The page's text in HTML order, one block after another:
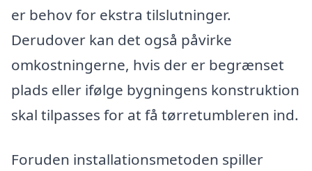
er behov for ekstra tilslutninger.
Derudover kan det også påvirke
omkostningerne, hvis der er begrænset
plads eller ifølge bygningens konstruktion
skal tilpasses for at få tørretumbleren ind.
Foruden installationsmetoden spiller